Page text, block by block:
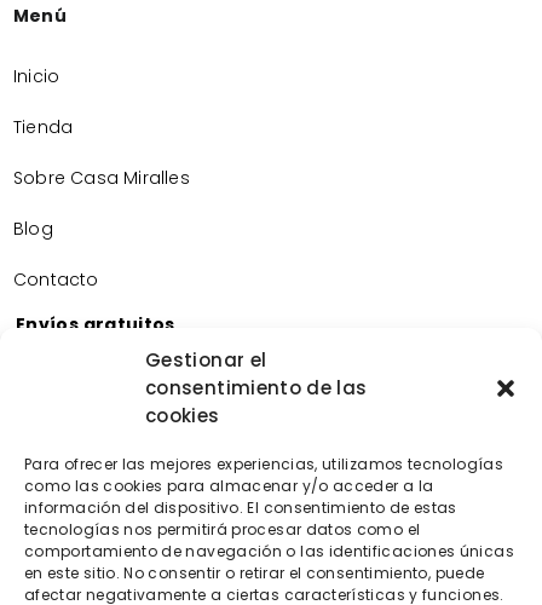
Gestionar el
consentimiento de las
cookies
Para ofrecer las mejores experiencias, utilizamos tecnologías
como las cookies para almacenar y/o acceder a la
información del dispositivo. El consentimiento de estas
tecnologías nos permitirá procesar datos como el
comportamiento de navegación o las identificaciones únicas
en este sitio. No consentir o retirar el consentimiento, puede
afectar negativamente a ciertas características y funciones.
Menú
Inicio
Tienda
Sobre Casa Miralles
Blog
Contacto
Envíos gratuitos
Envíos gratuitos por la compra de más de 60€.
Devoluciones gratuitas
Devoluciones gratuitas en nuestra tienda física.
Pago seguro
Tarjeta de crédito/débito.
Transferencia bancaria.
Bizum.